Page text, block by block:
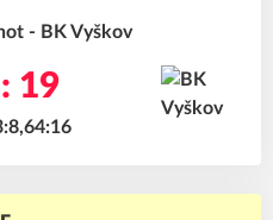
- BK Vyškov
19